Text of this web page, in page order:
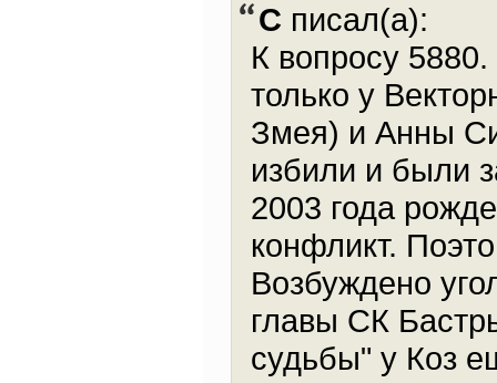
С писал(а):
К вопросу
только у
Змея) и Анны
избили и были
2003 года
конфликт.
Возбуждено
главы СК
судьбы" у Коз